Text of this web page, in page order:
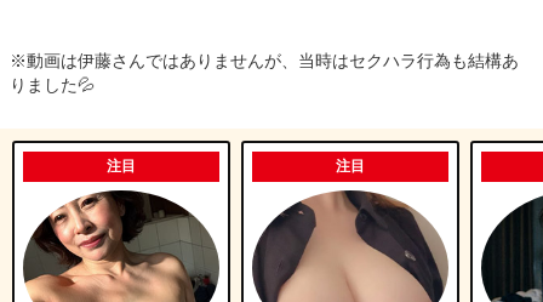
※動画は伊藤さんではありませんが、当時はセクハラ行為も結構あ
りました💦
注目 注目